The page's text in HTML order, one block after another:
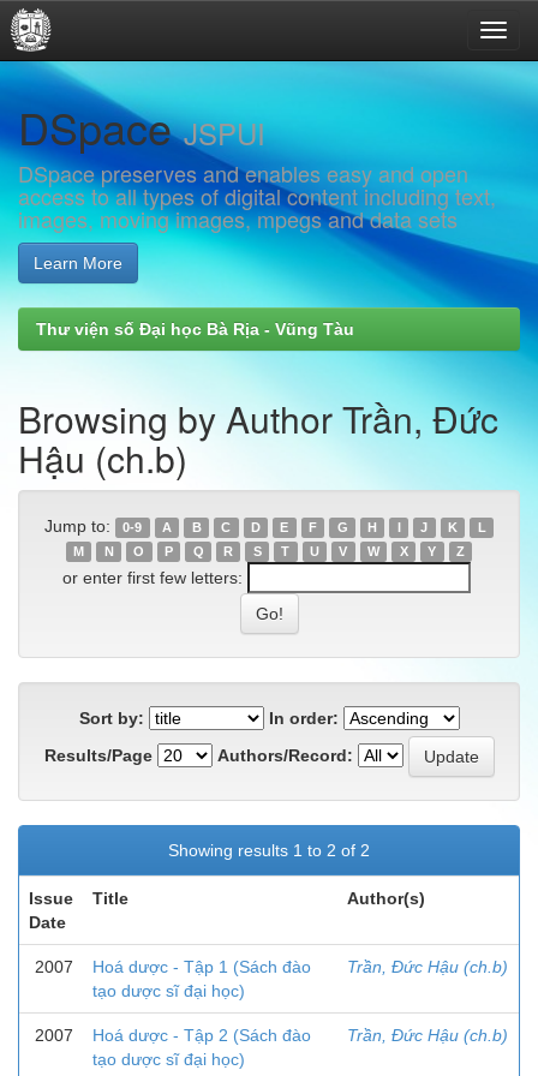
navigation
DSpaceJSPUI
DSpace preserves and enables easy and open
access to all types of digital content including text,
images, moving images, mpegs and data sets
Learn More
Thư viện số Đại học Bà Rịa - Vũng Tàu
Browsing by Author Trần, Đức
Hậu (ch.b)
Jump to: 0-9 A B C D E F G H I J K
L
M
N O P Q R S T U V W X Y Z
or enter first few letters:
Sort by:
In order:
Results/Page
Authors/Record:
Showing results 1 to 2 of 2
Issue
Date
Title Author(s)
2007
Hoá dược - Tập 1 (Sách đào
tạo dược sĩ đại học)
Trần, Đức Hậu (ch.b)
2007
Hoá dược - Tập 2 (Sách đào
tạo dược sĩ đại học)
Trần, Đức Hậu (ch.b)